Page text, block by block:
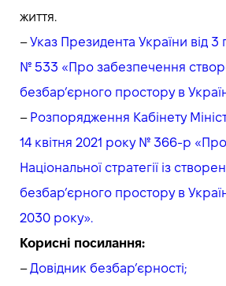
життя.
–Указ Президента України від 3
№ 533 «Про забезпечення
безбар’єрного простору в
– Розпорядження Кабінету
14 квітня 2021 року № 366-р
Національної стратегії із
безбар’єрного простору в
2030 року».
Корисні посилання:
–Довідник безбар’єрності;